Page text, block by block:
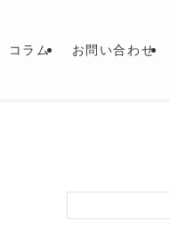
コラム お問い合わせ